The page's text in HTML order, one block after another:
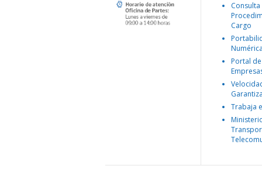
Consulta
Cargo
Portal
Trabaja